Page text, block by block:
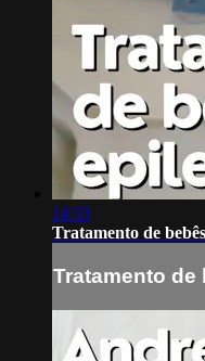
14:33
Tratamento de
Tratamento